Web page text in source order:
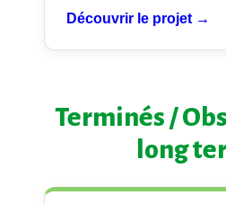
Découvrir le projet →
Terminés /
long